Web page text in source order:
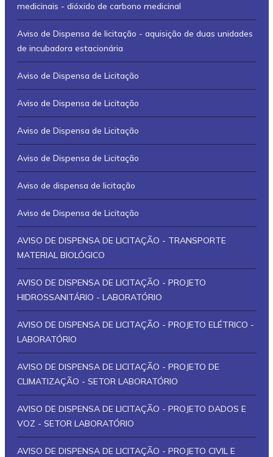
medicinais - dióxido de carbono medicinal
Aviso de Dispensa de licitação - aquisição de duas unidades
de incubadora estacionária
Aviso de Dispensa de Licitação
Aviso de Dispensa de Licitação
Aviso de Dispensa de Licitação
Aviso de Dispensa de Licitação
Aviso de dispensa de licitação
Aviso de Dispensa de Licitação
AVISO DE DISPENSA DE LICITAÇÃO - TRANSPORTE
MATERIAL BIOLÓGICO
AVISO DE DISPENSA DE LICITAÇÃO - PROJETO
HIDROSSANITÁRIO - LABORATÓRIO
AVISO DE DISPENSA DE LICITAÇÃO - PROJETO ELÉTRICO -
LABORATÓRIO
AVISO DE DISPENSA DE LICITAÇÃO - PROJETO DE
CLIMATIZAÇÃO - SETOR LABORATÓRIO
AVISO DE DISPENSA DE LICITAÇÃO - PROJETO DADOS E
VOZ - SETOR LABORATÓRIO
AVISO DE DISPENSA DE LICITAÇÃO - PROJETO CIVIL E